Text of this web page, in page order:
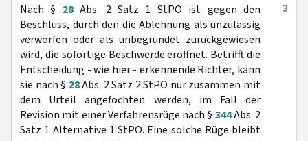
3
Nach § 28Abs. 2 Satz 1 StPO ist gegen den
Beschluss, durch den die Ablehnung als unzulässig
verworfen oder als unbegründet zurückgewiesen
wird, die sofortige Beschwerde eröffnet. Betrifft die
Entscheidung - wie hier - erkennende Richter, kann
sie nach § 28Abs. 2 Satz 2 StPO nur zusammen mit
dem Urteil angefochten werden, im Fall der
Revision mit einer Verfahrensrüge nach § 344Abs. 2
Satz 1 Alternative 1 StPO. Eine solche Rüge bleibt